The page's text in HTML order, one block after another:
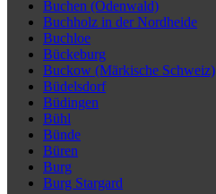
Buchen (Odenwald)
Buchholz in der Nordheide
Buchloe
Bückeburg
Buckow (Märkische Schweiz)
Büdelsdorf
Büdingen
Bühl
Bünde
Büren
Burg
Burg Stargard